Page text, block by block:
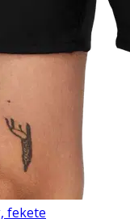
fekete